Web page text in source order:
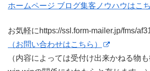
ホームページ ブログ集客ノウハウはこ
お気軽にhttps://ssl.form-mailer.jp/fms/
（お問い合わせはこちら）
（内容によっては受付け出来かねる物も